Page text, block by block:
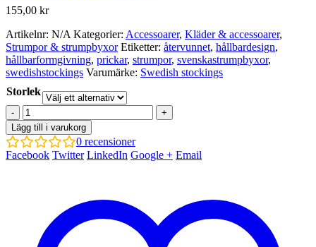
155,00 kr
Artikelnr: N/A Kategorier: Accessoarer, Kläder & accessoarer,
Strumpor & strumpbyxor Etiketter: återvunnet, hållbardesign,
hållbarformgivning, prickar, strumpor, svenskastrumpbyxor,
swedishstockings Varumärke: Swedish stockings
Storlek
-
+
Lägg till i varukorg
0 recensioner
Facebook Twitter LinkedIn Google + Email